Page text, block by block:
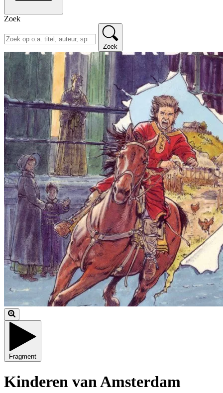
Zoek
Zoek
Fragment
Kinderen van Amsterdam